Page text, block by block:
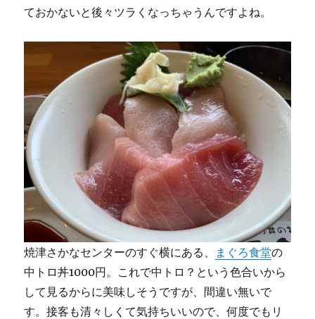
ておかないと後々ツラくなっちゃうんですよね。
焼津さかなセンターのすぐ横にある、 まぐろ食堂の
中トロ丼1000円。これで中トロ？という色合いから
して見るからに美味しそうですが、間違い無いで
す。接客も清々しくて気持ちいいので、何度でもリ